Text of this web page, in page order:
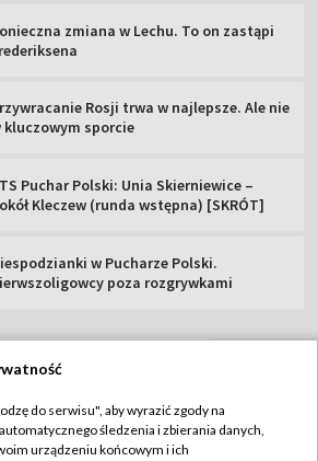
zmiana w Lechu. To on zastąpi
Rosji trwa w najlepsze. Ale nie
kluczowym sporcie
Puchar Polski: Unia Skierniewice –
Kleczew (runda wstępna) [SKRÓT]
w Pucharze Polski.
poza rozgrywkami
Abonament TVP
Regulamin TVP
do serwisu", aby wyrazić zgody na
śledzenia i zbierania danych,
urządzeniu końcowym i ich